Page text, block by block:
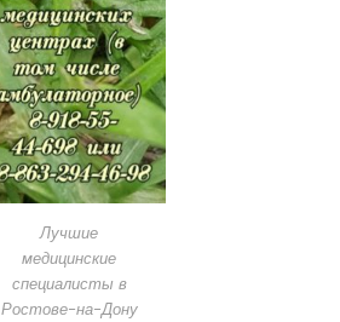
Лучшие
медицинские
специалисты в
Ростове-на-Дону